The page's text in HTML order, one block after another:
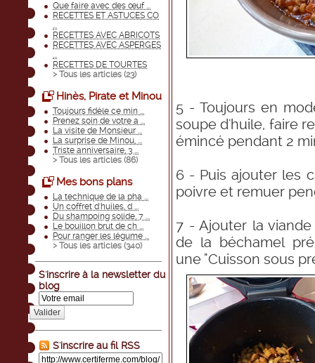
Que faire avec des œuf ...
RECETTES ET ASTUCES CO
...
RECETTES AVEC ABRICOTS
RECETTES AVEC ASPERGES
...
RECETTES DE TOURTES
> Tous les articles (23)
Hinès, Pirate et Minou
Toujours fidèle ce min ...
Prenez soin de votre a ...
La visite de Monsieur ...
La surprise de Minou, ...
Triste anniversaire, 3 ...
> Tous les articles (86)
Mes bons plans
La technique de la pha ...
Un coffret d'huiles, d ...
Du shampoing solide, 7 ...
Le bouillon brut de ch ...
Pour ranger les légume ...
> Tous les articles (340)
S'inscrire à la newsletter du
blog
Valider
S'inscrire au fil RSS
5 - Toujours en
soupe d'huile, faire
émincé pendant 2
6 - Puis ajouter les
poivre et remuer
7 - Ajouter la
de la béchamel
une "Cuisson sous